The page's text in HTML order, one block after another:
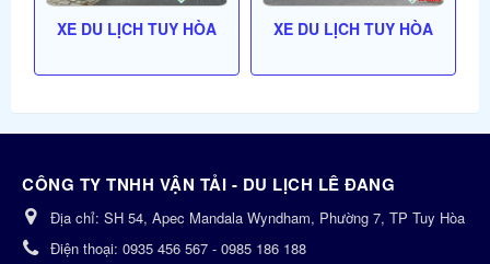
XE DU LỊCH TUY HÒA XE DU LỊCH TUY HÒA
CÔNG TY TNHH VẬN TẢI - DU LỊCH LÊ ĐANG
Địa chỉ: SH 54, Apec Mandala Wyndham, Phường 7, TP Tuy Hòa
Điện thoại: 0935 456 567 - 0985 186 188